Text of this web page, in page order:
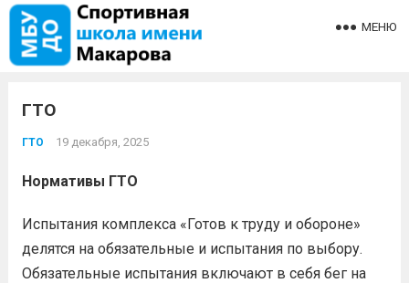
МЕНЮ
ГТО
ГТО 19 декабря, 2025
Нормативы ГТО
Испытания комплекса «Готов к труду и обороне»
делятся на обязательные и испытания по выбору.
Обязательные испытания включают в себя бег на